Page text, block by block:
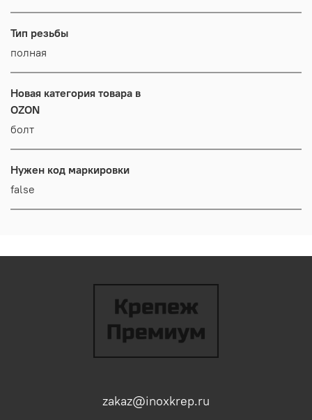
Тип резьбы
полная
Новая категория товара в
OZON
болт
Нужен код маркировки
false
zakaz@inoxkrep.ru